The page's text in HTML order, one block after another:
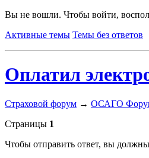
Вы не вошли. Чтобы войти,
Активные темы Темы без ответов
Оплатил
Страховой форум → ОСАГО
Страницы 1
Чтобы отправить ответ, вы должны